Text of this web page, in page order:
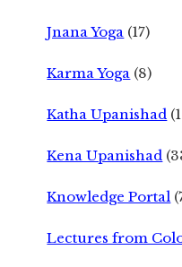
Jnana Yoga (17)
Karma Yoga (8)
Katha Upanishad
Kena Upanishad
Knowledge Portal
Lectures from